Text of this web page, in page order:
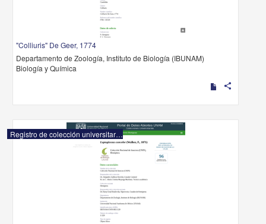
"Colliuris" De Geer, 1774
Departamento de Zoología, Instituto de Biología (IBUNAM)
Biología y Química
share
Registro de colección universitaria